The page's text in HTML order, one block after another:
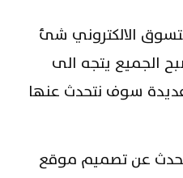
الالكتروني شئ
الجميع يتجه الى
عديدة سوف نتحدث عنها
عن تصميم موقع